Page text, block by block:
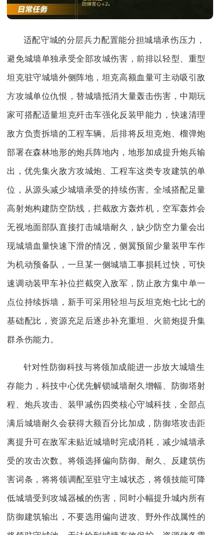
适配守城的分层兵力配置能分担城墙承伤压力，
避免城墙单独承受全部攻城伤害，前排以轻型、重型
坦克驻守城墙外侧阵地，坦克高额血量可主动吸引敌
方攻城单位仇恨，替城墙抵消大量轰击伤害，中期玩
家可搭配适量坦克歼击车强化反装甲能力，快速清理
敌方负责拆墙的工程车辆。后排将反坦克炮、榴弹炮
部署在森林地形的炮兵阵地内，地形加成提升炮兵输
出，优先集火敌方攻城炮、工程车这类专攻建筑的单
位，从源头减少城墙承受的持续伤害。全域搭配足量
高射炮构建防空防线，拦截敌方轰炸机，空军轰炸会
无视地面部队直接打击城墙耐久，缺少防空力量会出
现城墙血量快速下滑的情况，侧翼预留少量装甲车作
为机动预备队，一旦某一侧城墙工事损耗过快，可快
速调动装甲车补位拦截突入敌军，防止敌方集中单一
点位持续拆墙，新手可采用轻坦与反坦克炮七比七的
基础配比，资源充足后逐步补充重坦、火箭炮提升集
群杀伤能力。
针对性防御科技与将领加成能进一步放大城墙生
存能力，科技中心优先解锁城墙耐久增幅、防御塔射
程、炮兵攻击、装甲减伤四类核心守城科技，全部点
满后城墙耐久会获得大额百分比加成，防御塔攻击距
离提升可在敌军未贴近城墙时完成消耗，减少城墙承
受的攻击次数。将领选择偏向防御、耐久、反建筑伤
害词条，将将领调配至驻守主城状态，将领技能可降
低城墙受到攻城器械的伤害，同时小幅提升城内所有
防御建筑输出，不要选用偏向进攻、野外作战属性的